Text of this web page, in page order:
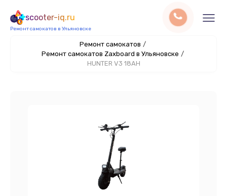
scooter-iq.ru
Ремонт самокатов в Ульяновске
Ремонт самокатов /
Ремонт самокатов Zaxboard в Ульяновске /
HUNTER V3 18AH